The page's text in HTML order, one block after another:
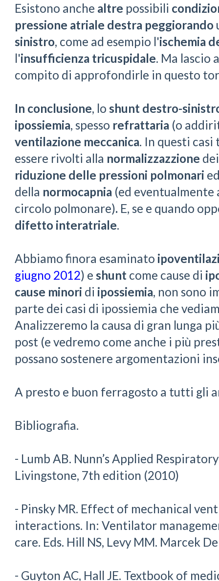
Esistono anche altre possibili
pressione atriale destra peggiorando
sinistro, come ad esempio l'ischemia
l'insufficienza tricuspidale. Ma lascio
compito di approfondirle in questo
In conclusione, lo shunt destro-
ipossiemia, spesso refrattaria (o
ventilazione meccanica. In questi
essere rivolti alla normalizzazzione
riduzione delle pressioni polmonari
della normocapnia (ed
circolo polmonare). E, se e quando
difetto interatriale.
Abbiamo finora esaminato
giugno 2012) e shunt come cause di
cause minori di ipossiemia, non sono
parte dei casi di ipossiemia che
Analizzeremo la causa di gran lunga
post (e vedremo come anche i più
possano sostenere argomentazioni
A presto e buon ferragosto a tutti gli
Bibliografia.
- Lumb AB. Nunn’s Applied
Livingstone, 7th edition (2010)
- Pinsky MR. Effect of mechanical
interactions. In: Ventilator
care. Eds. Hill NS, Levy MM. Marcek
- Guyton AC, Hall JE. Textbook of